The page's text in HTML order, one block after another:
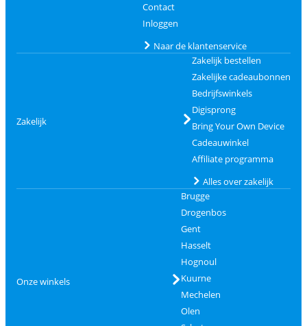
Contact
Inloggen
Naar de klantenservice
Zakelijk
Zakelijk bestellen
Zakelijke cadeaubonnen
Bedrijfswinkels
Digisprong
Bring Your Own Device
Cadeauwinkel
Affiliate programma
Alles over zakelijk
Onze winkels
Brugge
Drogenbos
Gent
Hasselt
Hognoul
Kuurne
Mechelen
Olen